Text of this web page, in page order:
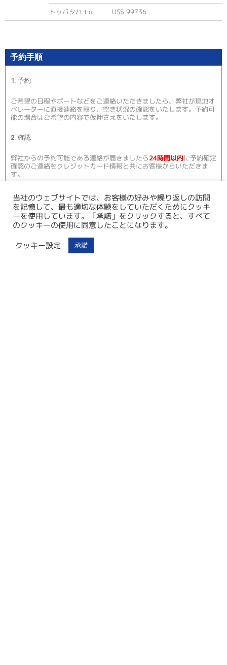
トゥバタハ＋α
US$ 99736
予約手順
1. 予約
ご希望の日程やボートなどをご連絡いただきましたら、弊社が現地オ
ペレーターに直接連絡を取り、空き状況の確認をいたします。予約可
能の場合はご希望の内容で仮押さえをいたします。
2. 確認
弊社からの予約可能である連絡が届きましたら24時間以内に予約確定
確認のご連絡をクレジットカード情報と共にお客様からいただきま
す。
3. 48時間以内キャンセルフリー
予約確定のメールを弊社が受けっとたあと
リー です。この間にその他旅行手配などをお客様で進めていただけま
す。頭金の支払いは48時間以上経過した後、カードにご請求させてい
当社のウェブサイトでは、お客様の好みや繰り返しの訪問
を記憶して、最も適切な体験をしていただくためにクッキ
ーを使用しています。「承諾」をクリックすると、すべて
のクッキーの使用に同意したことになります。
クッキー設定
承諾